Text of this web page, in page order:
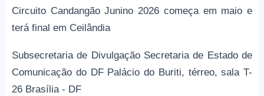
Circuito Candangão Junino 2026 começa em maio e
terá final em Ceilândia
Subsecretaria de Divulgação Secretaria de Estado de
Comunicação do DF Palácio do Buriti, térreo, sala T-
26 Brasília - DF